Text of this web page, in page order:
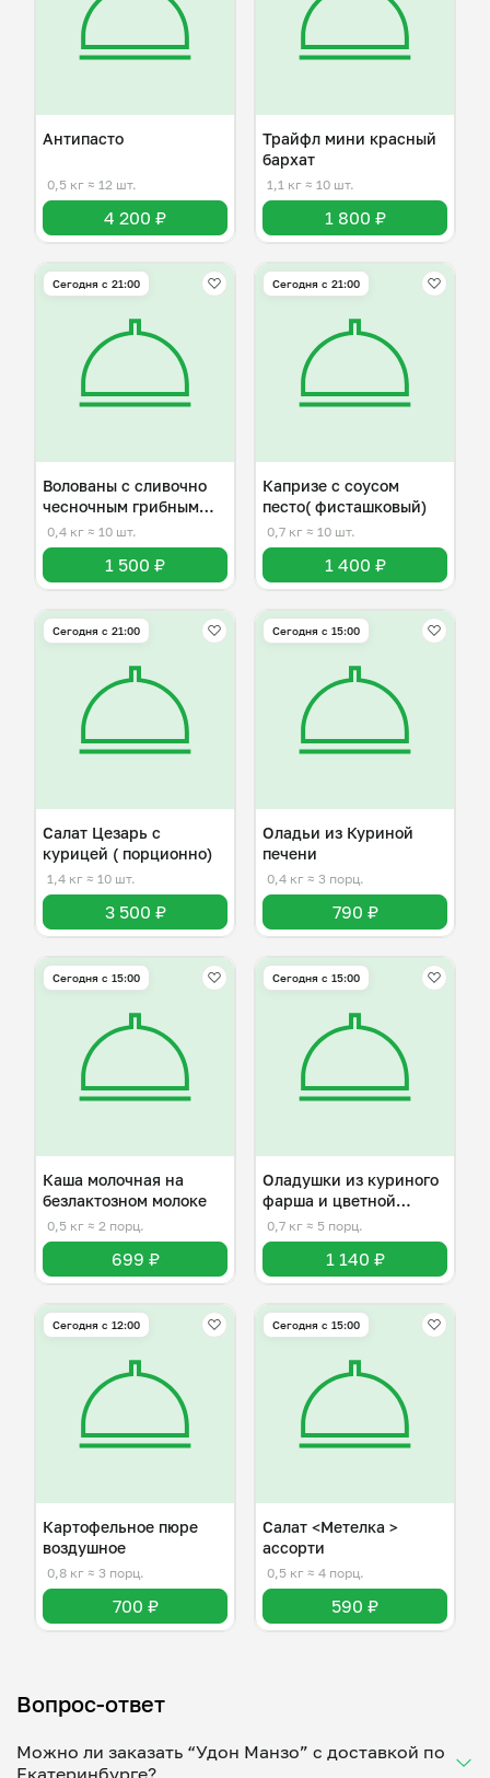
Антипасто
0,5 кг ≈ 12 шт.
4 200 ₽
Трайфл мини красный
бархат
1,1 кг ≈ 10 шт.
1 800 ₽
Сегодня с 21:00
Волованы с сливочно
чесночным грибным
соусом
0,4 кг ≈ 10 шт.
1 500 ₽
Сегодня с 21:00
Капризе с соусом
песто( фисташковый)
0,7 кг ≈ 10 шт.
1 400 ₽
Сегодня с 21:00
Салат Цезарь с
курицей ( порционно)
1,4 кг ≈ 10 шт.
3 500 ₽
Сегодня с 15:00
Оладьи из Куриной
печени
0,4 кг ≈ 3 порц.
790 ₽
Сегодня с 15:00
Каша молочная на
безлактозном молоке
0,5 кг ≈ 2 порц.
699 ₽
Сегодня с 15:00
Оладушки из куриного
фарша и цветной
капусты
0,7 кг ≈ 5 порц.
1 140 ₽
Сегодня с 12:00
Картофельное пюре
воздушное
0,8 кг ≈ 3 порц.
700 ₽
Сегодня с 15:00
Салат <Метелка >
ассорти
0,5 кг ≈ 4 порц.
590 ₽
Вопрос-ответ
Можно ли заказать “Удон Манзо” с доставкой по
Екатеринбурге?